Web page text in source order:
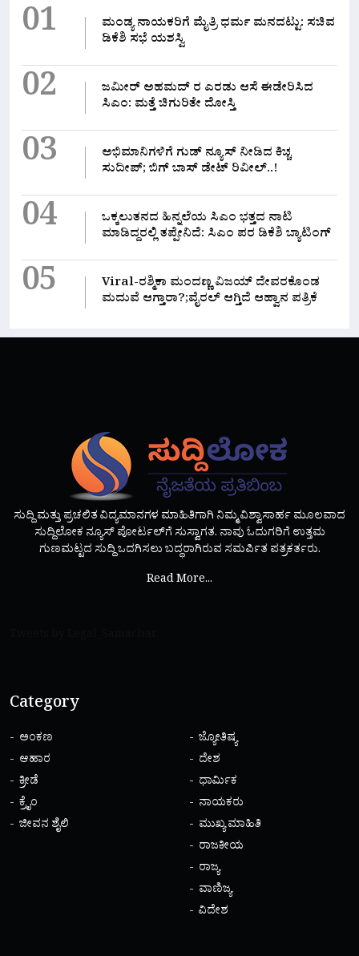
01
ಮಂಡ್ಯ ನಾಯಕರಿಗೆ ಮೈತ್ರಿ ಧರ್ಮ ಮನದಟ್ಟು: ಸಚಿವ
ಡಿಕೆಶಿ ಸಭೆ ಯಶಸ್ವಿ
02
ಜಮೀರ್ ಅಹಮದ್ ರ ಎರಡು ಆಸೆ ಈಡೇರಿಸಿದ
ಸಿಎಂ: ಮತ್ತೆ ಚಿಗುರಿತೇ ದೋಸ್ತಿ
03
ಅಭಿಮಾನಿಗಳಿಗೆ ಗುಡ್ ನ್ಯೂಸ್ ನೀಡಿದ ಕಿಚ್ಚ
ಸುದೀಪ್; ಬಿಗ್ ಬಾಸ್ ಡೇಟ್ ರಿವೀಲ್..!
04
ಒಕ್ಕಲುತನದ ಹಿನ್ನಲೆಯ ಸಿಎಂ ಭತ್ತದ ನಾಟಿ
ಮಾಡಿದ್ದರಲ್ಲಿ‌ ತಪ್ಪೇನಿದೆ: ಸಿಎಂ ಪರ ಡಿಕೆಶಿ ಬ್ಯಾಟಿಂಗ್
05
Viral-ರಶ್ಮಿಕಾ ಮಂದಣ್ಣ ವಿಜಯ್ ದೇವರಕೊಂಡ
ಮದುವೆ ಆಗ್ತಾರಾ?;ವೈರಲ್ ಆಗ್ತಿದೆ ಆಹ್ವಾನ ಪತ್ರಿಕೆ
ಸುದ್ದಿ ಮತ್ತು ಪ್ರಚಲಿತ ವಿದ್ಯಮಾನಗಳ ಮಾಹಿತಿಗಾಗಿ ನಿಮ್ಮ ವಿಶ್ವಾಸಾರ್ಹ ಮೂಲವಾದ
ಸುದ್ದಿಲೋಕ ನ್ಯೂಸ್ ಪೋರ್ಟಲ್‌ಗೆ ಸುಸ್ವಾಗತ. ನಾವು ಓದುಗರಿಗೆ ಉತ್ತಮ
ಗುಣಮಟ್ಟದ ಸುದ್ದಿ ಒದಗಿಸಲು ಬದ್ಧರಾಗಿರುವ ಸಮರ್ಪಿತ ಪತ್ರಕರ್ತರು.
Read More...
Category
ಅಂಕಣ
ಆಹಾರ
ಕ್ರೀಡೆ
ಕ್ರೈಂ
ಜೀವನ ಶೈಲಿ
ಜ್ಯೋತಿಷ್ಯ
ದೇಶ
ಧಾರ್ಮಿಕ
ನಾಯಕರು
ಮುಖ್ಯ ಮಾಹಿತಿ
ರಾಜಕೀಯ
ರಾಜ್ಯ
ವಾಣಿಜ್ಯ
ವಿದೇಶ